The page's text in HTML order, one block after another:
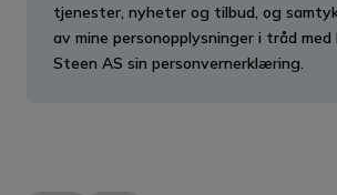
tjenester, nyheter og tilbud, og
av mine personopplysninger i tråd med
Steen AS sin personvernerklæring.